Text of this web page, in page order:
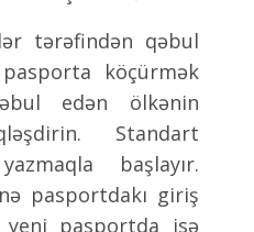
tərəfindən qəbul
köçürmək
edən ölkənin
Standart
başlayır.
pasportdakı giriş
pasportda isə